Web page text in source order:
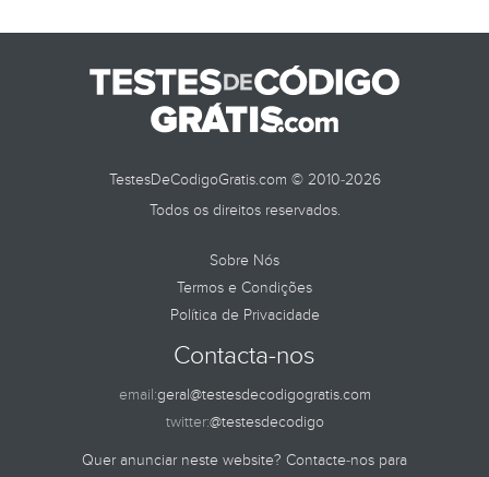
TestesDeCodigoGratis.com © 2010-2026
Todos os direitos reservados.
Sobre Nós
Termos e Condições
Política de Privacidade
Contacta-nos
email:geral@testesdecodigogratis.com
twitter:@testesdecodigo
Quer anunciar neste website? Contacte-nos para